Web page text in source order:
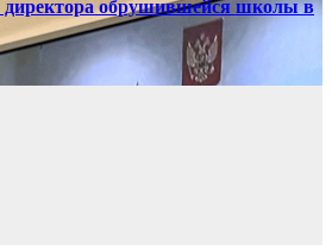
директора обрушившейся школы в